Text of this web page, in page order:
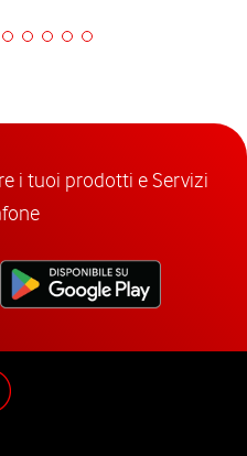
i tuoi prodotti e Servizi